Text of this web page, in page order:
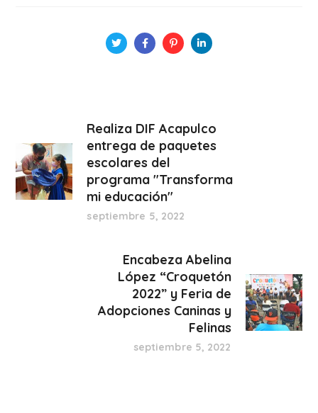
Realiza DIF Acapulco
entrega de paquetes
escolares del
programa "Transforma
mi educación"
septiembre 5, 2022
Encabeza Abelina
López “Croquetón
2022” y Feria de
Adopciones Caninas y
Felinas
septiembre 5, 2022